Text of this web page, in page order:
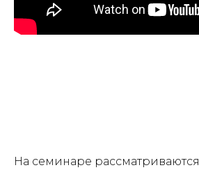
На семинаре рассматриваются